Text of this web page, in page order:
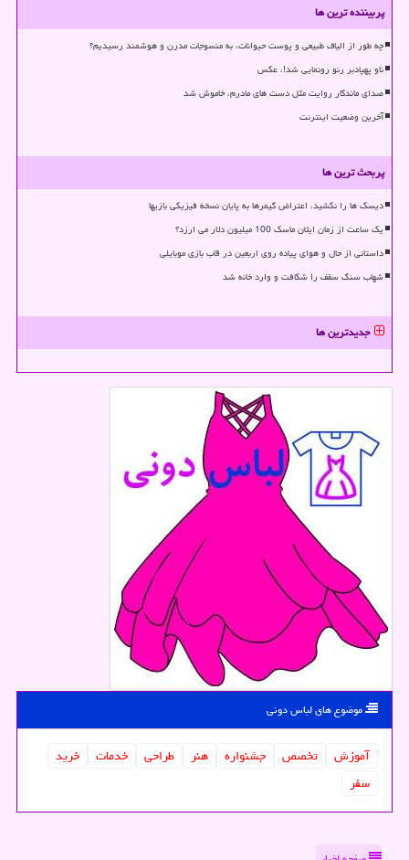
پربیننده ترین ها
چه طور از الیاف طبیعی و پوست حیوانات، به منسوجات مدرن و هوشمند رسیدیم؟
ناو پهپادبر رنو رونمایی شد!، عکس
صدای ماندگار روایت مثل دست های مادرم، خاموش شد
آخرین وضعیت اینترنت
پربحث ترین ها
دیسک ها را نکشید، اعتراض گیمرها به پایان نسخه فیزیکی بازیها
یک ساعت از زمان ایلان ماسک 100 میلیون دلار می ارزد؟
داستانی از حال و هوای پیاده روی اربعین در قاب بازی موبایلی
شهاب سنگ سقف را شکافت و وارد خانه شد
جدیدترین ها
موضوع های لباس دونی
آموزش تخصص جشنواره هنر طراحی خدمات
خرید
سفر